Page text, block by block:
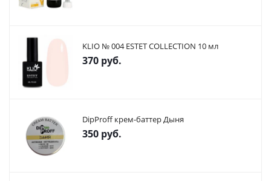
KLIO № 004 ESTET COLLECTION 10 мл
370 руб.
DipProff крем-баттер Дыня
350 руб.